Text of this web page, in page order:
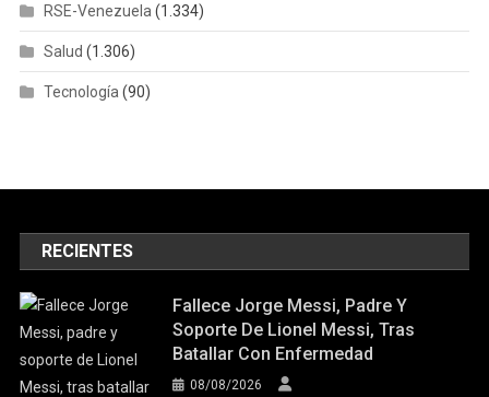
RSE-Venezuela (1.334)
Salud (1.306)
Tecnología (90)
RECIENTES
Fallece Jorge Messi, Padre Y
Soporte De Lionel Messi, Tras
Batallar Con Enfermedad
08/08/2026